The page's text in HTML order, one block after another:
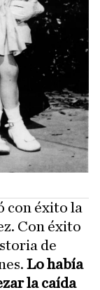
con éxito la
Con éxito
de
Lo había
la caída